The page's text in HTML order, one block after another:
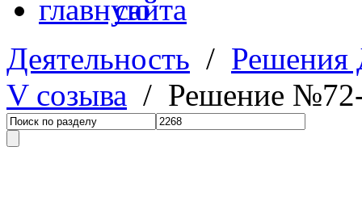
Деятельность /
V созыва / Решение